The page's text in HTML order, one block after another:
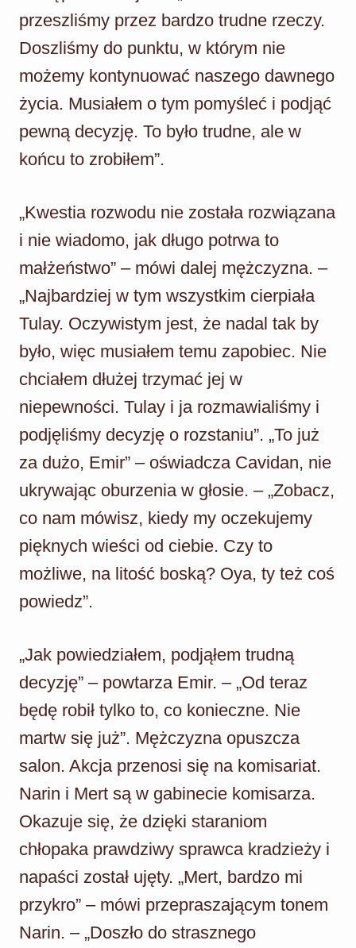
przeszliśmy przez bardzo trudne rzeczy.
Doszliśmy do punktu, w którym nie
możemy kontynuować naszego dawnego
życia. Musiałem o tym pomyśleć i podjąć
pewną decyzję. To było trudne, ale w
końcu to zrobiłem”.
„Kwestia rozwodu nie została rozwiązana
i nie wiadomo, jak długo potrwa to
małżeństwo” – mówi dalej mężczyzna. –
„Najbardziej w tym wszystkim cierpiała
Tulay. Oczywistym jest, że nadal tak by
było, więc musiałem temu zapobiec. Nie
chciałem dłużej trzymać jej w
niepewności. Tulay i ja rozmawialiśmy i
podjęliśmy decyzję o rozstaniu”. „To już
za dużo, Emir” – oświadcza Cavidan, nie
ukrywając oburzenia w głosie. – „Zobacz,
co nam mówisz, kiedy my oczekujemy
pięknych wieści od ciebie. Czy to
możliwe, na litość boską? Oya, ty też coś
powiedz”.
„Jak powiedziałem, podjąłem trudną
decyzję” – powtarza Emir. – „Od teraz
będę robił tylko to, co konieczne. Nie
martw się już”. Mężczyzna opuszcza
salon. Akcja przenosi się na komisariat.
Narin i Mert są w gabinecie komisarza.
Okazuje się, że dzięki staraniom
chłopaka prawdziwy sprawca kradzieży i
napaści został ujęty. „Mert, bardzo mi
przykro” – mówi przepraszającym tonem
Narin. – „Doszło do strasznego